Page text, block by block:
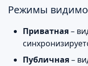
к
Фишки и кубики
Коллекционные
предметы
Режимы
Приватная–
Публичная–